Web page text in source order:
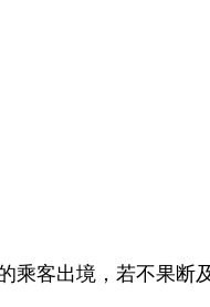
乘客出境，若不果断